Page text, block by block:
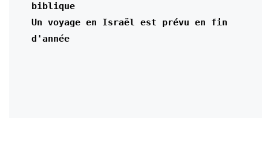
biblique
Un voyage en Israël est prévu en fin
d'année